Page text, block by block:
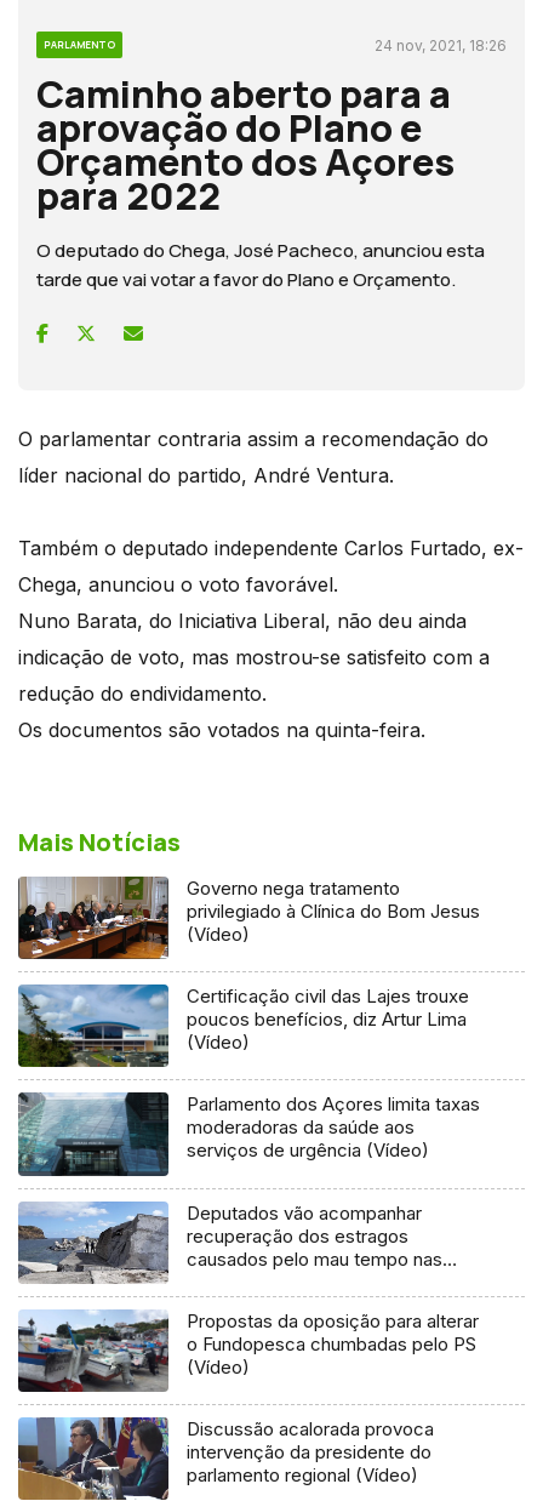
PARLAMENTO 24 nov, 2021, 18:26
Caminho aberto para a
aprovação do Plano e
Orçamento dos Açores
para 2022
O deputado do Chega, José Pacheco, anunciou esta
tarde que vai votar a favor do Plano e Orçamento.
O parlamentar contraria assim a recomendação do
líder nacional do partido, André Ventura.
Também o deputado independente Carlos Furtado, ex-
Chega, anunciou o voto favorável.
Nuno Barata, do Iniciativa Liberal, não deu ainda
indicação de voto, mas mostrou-se satisfeito com a
redução do endividamento.
Os documentos são votados na quinta-feira.
Mais Notícias
Governo nega tratamento
privilegiado à Clínica do Bom Jesus
(Vídeo)
Certificação civil das Lajes trouxe
poucos benefícios, diz Artur Lima
(Vídeo)
Parlamento dos Açores limita taxas
moderadoras da saúde aos
serviços de urgência (Vídeo)
Deputados vão acompanhar
recuperação dos estragos
causados pelo mau tempo nas
Propostas da oposição para alterar
o Fundopesca chumbadas pelo PS
(Vídeo)
Discussão acalorada provoca
intervenção da presidente do
parlamento regional (Vídeo)